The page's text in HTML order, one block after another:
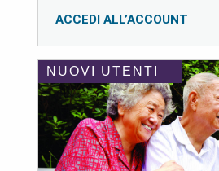
ACCEDI ALL’ACCOUNT
NUOVI UTENTI